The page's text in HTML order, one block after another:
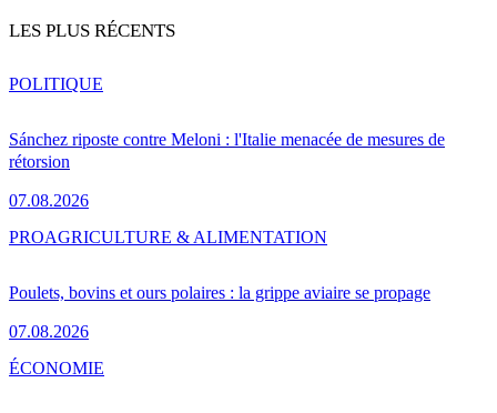
LES PLUS RÉCENTS
Sánchez riposte contre Meloni : l'Italie menacée de mesures de
rétorsion
07.08.2026
POLITIQUE
Poulets, bovins et ours polaires : la grippe aviaire se propage
07.08.2026
PROAGRICULTURE & ALIMENTATION
ÉCONOMIE